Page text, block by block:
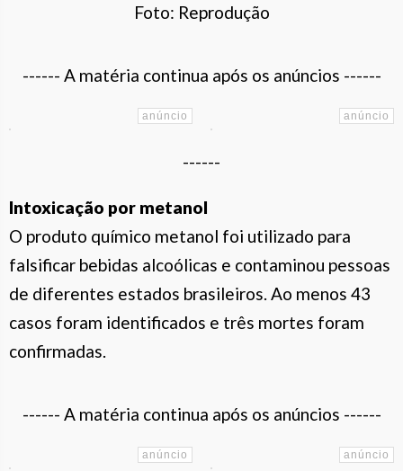
Foto: Reprodução
------ A matéria continua após os anúncios ------
------
Intoxicação por metanol
O produto químico metanol foi utilizado para
falsificar bebidas alcoólicas e contaminou pessoas
de diferentes estados brasileiros. Ao menos 43
casos foram identificados e três mortes foram
confirmadas.
------ A matéria continua após os anúncios ------